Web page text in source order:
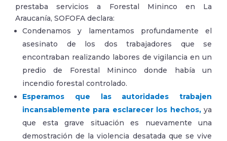
prestaba servicios a Forestal Mininco en La
Araucanía, SOFOFA declara:
Condenamos y lamentamos profundamente el
asesinato de los dos trabajadores que se
encontraban realizando labores de vigilancia en un
predio de Forestal Mininco donde había un
incendio forestal controlado.
Esperamos que las autoridades trabajen
incansablemente para esclarecer los hechos,ya
que esta grave situación es nuevamente una
demostración de la violencia desatada que se vive